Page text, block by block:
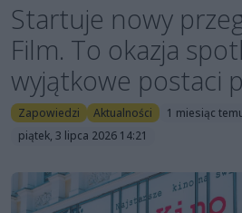
Startuje nowy
Film. To okazja
wyjątkowe postaci
Zapowiedzi Aktualności
1 miesiąc
piątek, 3 lipca 2026 14:21